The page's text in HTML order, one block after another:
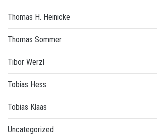
Thomas H. Heinicke
Thomas Sommer
Tibor Werzl
Tobias Hess
Tobias Klaas
Uncategorized